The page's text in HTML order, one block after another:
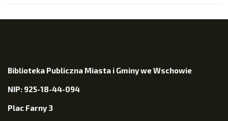
Biblioteka Publiczna Miasta i Gminy we Wschowie
NIP: 925-18-44-094
Plac Farny 3